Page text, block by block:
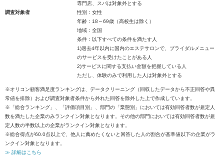
専門店、スパは対象外とする
調査対象者
性別：女性
年齢：18～69歳（高校生は除く）
地域：全国
条件：以下すべての条件を満たす人
1)過去4年以内に国内のエステサロンで、ブライダルメニュー
のサービスを受けたことがある人
2)サービスに関する支払い金額を把握している人
ただし、体験のみで利用した人は対象外とする
※オリコン顧客満足度ランキングは、データクリーニング（回収したデータから不正回答や異
常値を排除）および調査対象者条件から外れた回答を除外した上で作成しています。
※「総合ランキング」、「評価項目別」、部門の「業態別」においては有効回答者数が規定人
数を満たした企業のみランクイン対象となります。その他の部門においては有効回答者数が規
定人数の半数以上の企業がランクイン対象となります。
※総合得点が60.0点以上で、他人に薦めたくないと回答した人の割合が基準値以下の企業がラ
ンクイン対象となります。
≫ 詳細はこちら